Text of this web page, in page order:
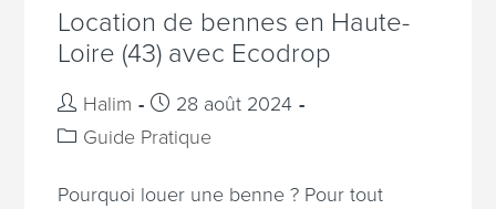
Location de bennes en Haute-
Loire (43) avec Ecodrop
Halim
28 août 2024
Guide Pratique
Pourquoi louer une benne ? Pour tout